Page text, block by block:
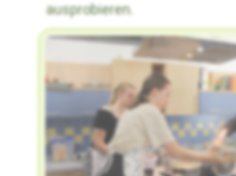
ausprobieren.